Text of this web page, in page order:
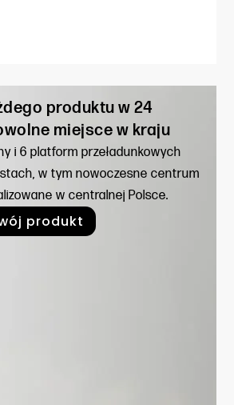
produktu w 24
miejsce w kraju
i 6 platform przeładunkowych
w tym nowoczesne centrum
w centralnej Polsce.
produkt